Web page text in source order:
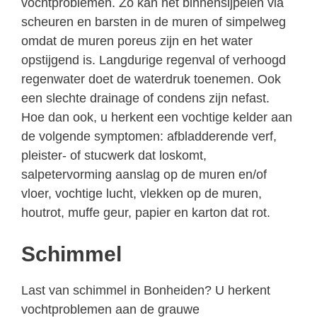
scheuren en barsten in de muren of simpelweg
omdat de muren poreus zijn en het water
opstijgend is. Langdurige regenval of verhoogd
regenwater doet de waterdruk toenemen. Ook
een slechte drainage of condens zijn nefast.
Hoe dan ook, u herkent een vochtige kelder aan
de volgende symptomen: afbladderende verf,
pleister- of stucwerk dat loskomt,
salpetervorming aanslag op de muren en/of
vloer, vochtige lucht, vlekken op de muren,
houtrot, muffe geur, papier en karton dat rot.
Schimmel
Last van schimmel in Bonheiden? U herkent
vochtproblemen aan de grauwe